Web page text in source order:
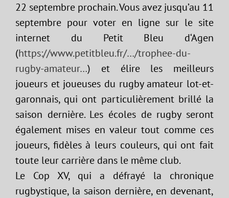
22 septembre prochain. Vous avez jusqu’au 11
septembre pour voter en ligne sur le site
internet du Petit Bleu d‘Agen
(https://www.petitbleu.fr/…/trophee-du-
rugby-amateur…) et élire les meilleurs
joueurs et joueuses du rugby amateur lot-et-
garonnais, qui ont particulièrement brillé la
saison dernière. Les écoles de rugby seront
également mises en valeur tout comme ces
joueurs, fidèles à leurs couleurs, qui ont fait
toute leur carrière dans le même club.
Le Cop XV, qui a défrayé la chronique
rugbystique, la saison dernière, en devenant,